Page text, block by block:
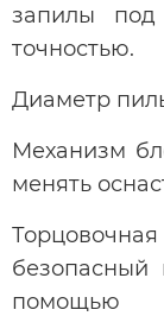
запилы
точностью.
Диаметр
Механизм
менять
помощью